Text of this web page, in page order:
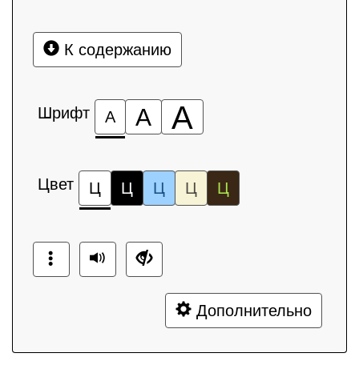
К содержанию
Шрифт А А А
Цвет Ц Ц Ц Ц Ц
Дополнительно